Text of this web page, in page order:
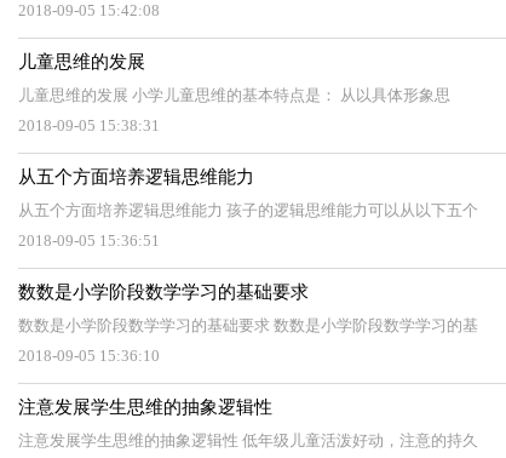
2018-09-05 15:42:08
儿童思维的发展
儿童思维的发展 小学儿童思维的基本特点是： 从以具体形象思
2018-09-05 15:38:31
从五个方面培养逻辑思维能力
从五个方面培养逻辑思维能力 孩子的逻辑思维能力可以从以下五个
2018-09-05 15:36:51
数数是小学阶段数学学习的基础要求
数数是小学阶段数学学习的基础要求 数数是小学阶段数学学习的基
2018-09-05 15:36:10
注意发展学生思维的抽象逻辑性
注意发展学生思维的抽象逻辑性 低年级儿童活泼好动，注意的持久